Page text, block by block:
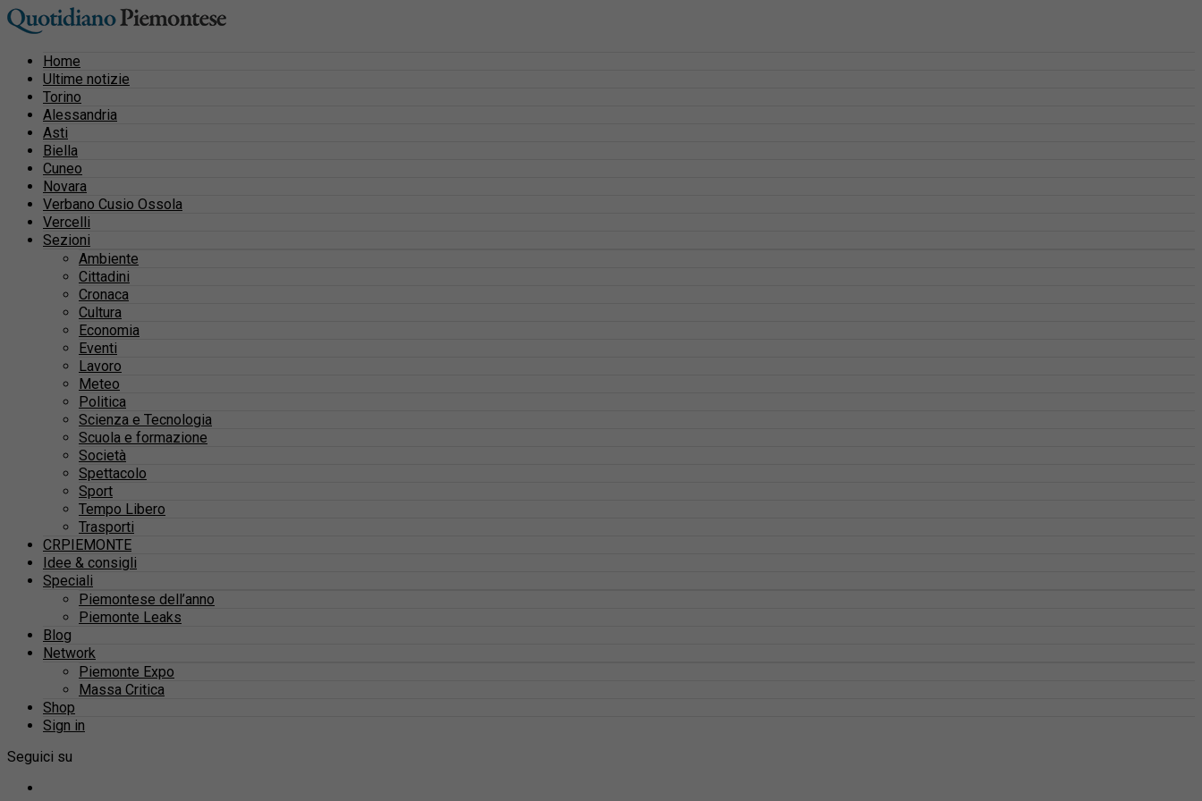
Home
Ultime notizie
Torino
Alessandria
Asti
Biella
Cuneo
Novara
Verbano Cusio Ossola
Vercelli
Sezioni
Ambiente
Cittadini
Cronaca
Cultura
Economia
Eventi
Lavoro
Meteo
Politica
Scienza e Tecnologia
Scuola e formazione
Società
Spettacolo
Sport
Tempo Libero
Trasporti
CRPIEMONTE
Idee & consigli
Speciali
Piemontese dell’anno
Piemonte Leaks
Blog
Network
Piemonte Expo
Massa Critica
Shop
Sign in
Seguici su